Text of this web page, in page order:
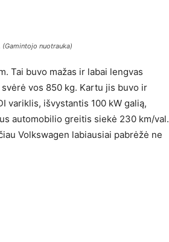
nuotrauka)
Tai buvo mažas ir labai lengvas
vos 850 kg. Kartu jis buvo ir
variklis, išvystantis 100 kW galią,
automobilio greitis siekė 230 km/val.
Volkswagen labiausiai pabrėžė ne